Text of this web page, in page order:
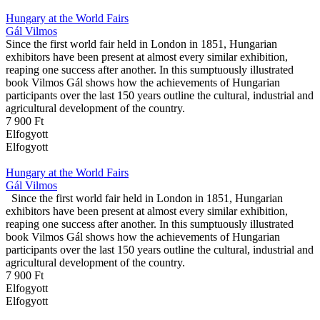
Hungary at the World Fairs
Gál Vilmos
Since the first world fair held in London in 1851, Hungarian
exhibitors have been present at almost every similar exhibition,
reaping one success after another. In this sumptuously illustrated
book Vilmos Gál shows how the achievements of Hungarian
participants over the last 150 years outline the cultural, industrial and
agricultural development of the country.
7 900 Ft
Elfogyott
Elfogyott
Hungary at the World Fairs
Gál Vilmos
Since the first world fair held in London in 1851, Hungarian
exhibitors have been present at almost every similar exhibition,
reaping one success after another. In this sumptuously illustrated
book Vilmos Gál shows how the achievements of Hungarian
participants over the last 150 years outline the cultural, industrial and
agricultural development of the country.
7 900 Ft
Elfogyott
Elfogyott